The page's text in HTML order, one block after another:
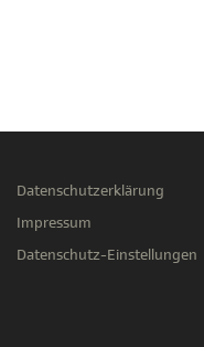
Datenschutzerklärung
Impressum
Datenschutz-Einstellungen